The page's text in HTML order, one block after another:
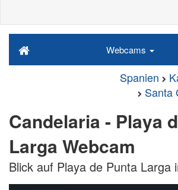
Webcams
Spanien
Santa
Candelaria - Playa
Larga Webcam
Blick auf Playa de Punta Larga